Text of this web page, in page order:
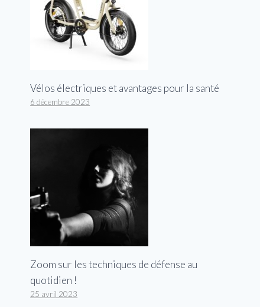
Vélos électriques et avantages pour la santé
6 décembre 2023
Zoom sur les techniques de défense au
quotidien !
25 avril 2023